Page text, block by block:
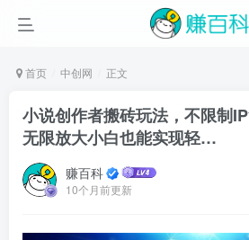
首页 中创网 正文
小说创作者搬砖玩法，不限制
无限放大小白也能实现轻…
赚百科
10个月前更新